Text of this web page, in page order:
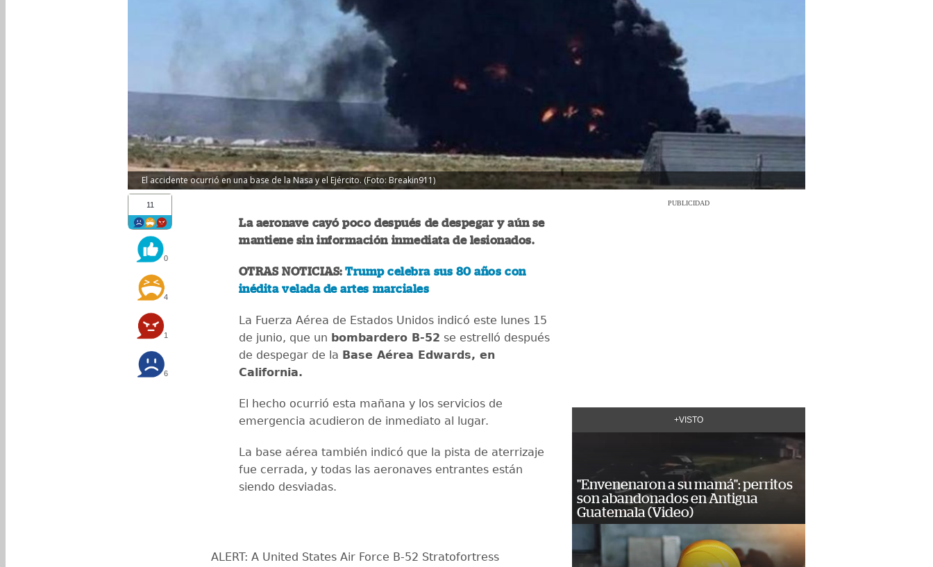
El accidente ocurrió en una base de la Nasa y el Ejército. (Foto: Breakin911)
11
0
4
1
6
La aeronave cayó poco después de despegar y aún se
mantiene sin información inmediata de lesionados.
OTRAS NOTICIAS:Trump celebra sus 80 años con
inédita velada de artes marciales
La Fuerza Aérea de Estados Unidos indicó este lunes 15
de junio, que un bombardero B-52 se estrelló después
de despegar de la Base Aérea Edwards, en
California.
El hecho ocurrió esta mañana y los servicios de
emergencia acudieron de inmediato al lugar.
La base aérea también indicó que la pista de aterrizaje
fue cerrada, y todas las aeronaves entrantes están
siendo desviadas.
ALERT: A United States Air Force B-52 Stratofortress
PUBLICIDAD
+VISTO
"Envenenaron a su mamá": perritos
son abandonados en Antigua
Guatemala (Video)